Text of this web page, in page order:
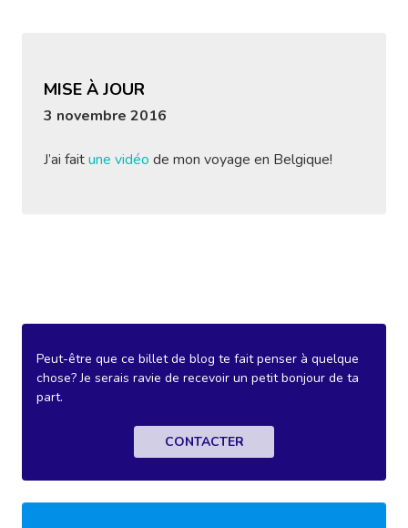
MISE À JOUR
3 novembre 2016
J’ai faitune vidéo de mon voyage en Belgique!
Peut-être que ce billet de blog te fait penser à quelque
chose? Je serais ravie de recevoir un petit bonjour de ta
part.
CONTACTER